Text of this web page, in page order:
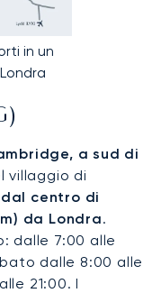
in un
a sud di
villaggio di
dal centro di
da Londra.
dalle 7:00 alle
dalle 8:00 alle
21:00. I